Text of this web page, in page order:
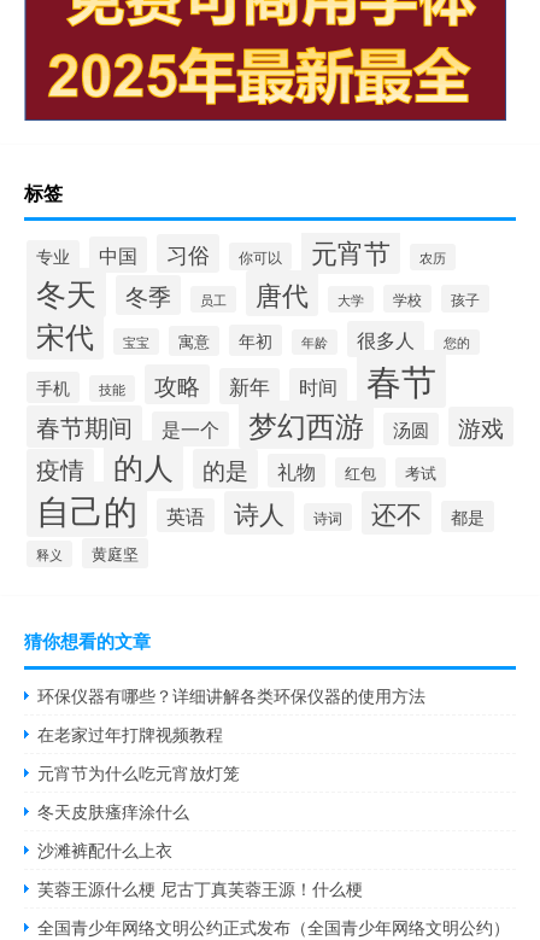
标签
专业 中国 习俗 你可以 元宵节 农历
冬天 冬季 员工 唐代 大学 学校 孩子
宋代 宝宝 寓意 年初 年龄 很多人 您的
手机 技能 攻略 新年 时间 春节
春节期间 是一个 梦幻西游 汤圆 游戏
疫情 的人 的是 礼物 红包 考试
自己的 英语 诗人 诗词 还不 都是
释义 黄庭坚
猜你想看的文章
环保仪器有哪些？详细讲解各类环保仪器的使用方法
在老家过年打牌视频教程
元宵节为什么吃元宵放灯笼
冬天皮肤瘙痒涂什么
沙滩裤配什么上衣
芙蓉王源什么梗 尼古丁真芙蓉王源！什么梗
全国青少年网络文明公约正式发布（全国青少年网络文明公约）